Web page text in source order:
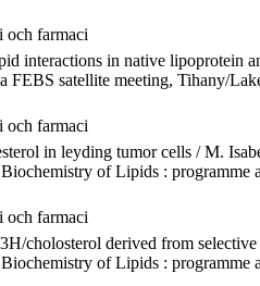
och farmaci
interactions in native lipoprotein
FEBS satellite meeting, Tihany/
och farmaci
in leyding tumor cells / M.
of Lipids : programme
och farmaci
cholosterol derived from
of Lipids : programme